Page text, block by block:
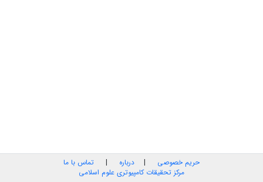
حریم خصوصی | درباره | تماس با ما
مرکز تحقیقات کامپیوتری علوم اسلامی